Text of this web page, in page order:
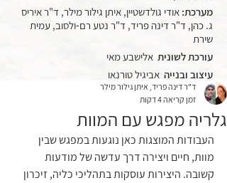
מערכת: אודי גולדשטיין, איתן גילור מילר, ד"ר איריס
ג. כהן, ד"ר דינה פריד, ד"ר נטע רם-ולסוב, עמית
שירת
עורכת לשונית אלישבע מאי
עיצוב ובנייה אביגיל טורנאו
גלריה מפגש עם המוות
ד"ר דינה פריד, איתן גילור מילר
זמן קריאה 4 דקות
העבודות המוצגות כאן נוגעות במפגש שבין
מוות, חיים ויצירה דרך עדשה של מודעות
קשובה. היצירות עוסקות בתהליכי כליה, זיכרון